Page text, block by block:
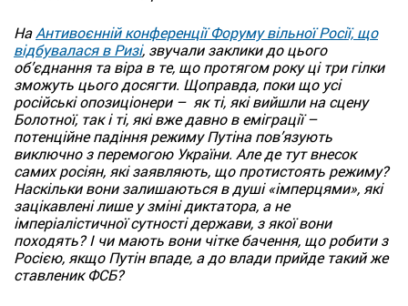
НаАнтивоєнній конференції Форуму вільної Росії, що
відбувалася в Ризі, звучали заклики до цього
об’єднання та віра в те, що протягом року ці три гілки
зможуть цього досягти. Щоправда, поки що усі
російські опозиціонери – як ті, які вийшли на сцену
Болотної, так і ті, які вже давно в еміграції –
потенційне падіння режиму Путіна пов’язують
виключно з перемогою України. Але де тут внесок
самих росіян, які заявляють, що протистоять режиму?
Наскільки вони залишаються в душі «імперцями», які
зацікавлені лише у зміні диктатора, а не
імперіалістичної сутності держави, з якої вони
походять? І чи мають вони чітке бачення, що робити з
Росією, якщо Путін впаде, а до влади прийде такий же
ставленик ФСБ?